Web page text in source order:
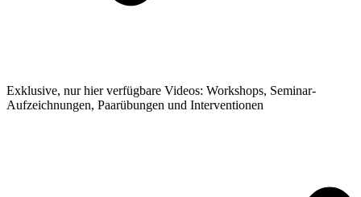
Exklusive, nur hier verfügbare Videos: Workshops, Seminar-
Aufzeichnungen, Paarübungen und Interventionen